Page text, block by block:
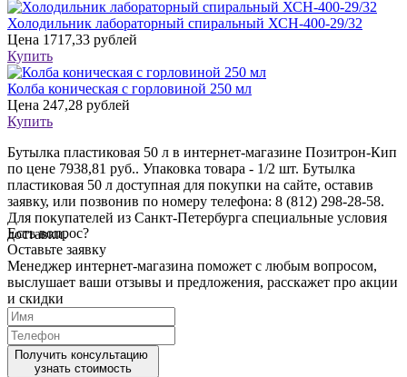
Холодильник лабораторный спиральный ХСН-400-29/32
Цена 1717,33 рублей
Купить
Колба коническая с горловиной 250 мл
Цена 247,28 рублей
Купить
Бутылка пластиковая 50 л в интернет-магазине Позитрон-Кип
по цене 7938,81 руб.. Упаковка товара - 1/2 шт. Бутылка
пластиковая 50 л доступная для покупки на сайте, оставив
заявку, или позвонив по номеру телефона: 8 (812) 298-28-58.
Для покупателей из Санкт-Петербурга специальные условия
доставки.
Есть вопрос?
Оставьте заявку
Менеджер интернет-магазина поможет с любым вопросом,
выслушает ваши отзывы и предложения, расскажет про акции
и скидки
Получить консультацию
узнать стоимость